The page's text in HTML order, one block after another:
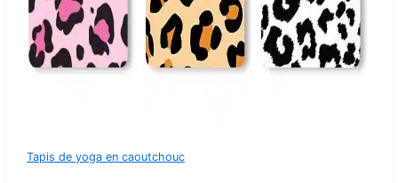
Tapis de yoga en caoutchouc